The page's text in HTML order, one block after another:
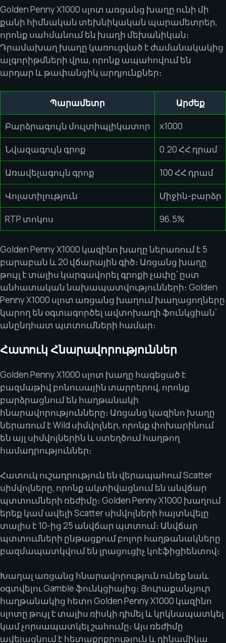
Golden Penny X1000 սլոտ առցանց խաղը ունի մի
քանի հիմնական տեխնիկական պարամետրեր,
որոնք սահմանում են խաղի մեխանիկան։
Դրամախաղ խաղը կառուցված է ժամանակակից
ալգորիթմների վրա, որոնք ապահովում են
արդար և թափանցիկ արդյունքներ։
Պարամետր
Արժեք
Բարձրագույն մուլտիպլիկատոր
x1000
Նվազագույն գրոք
0.20 ՀՀ դրամ
Առավելագույն գրոք
100 ՀՀ դրամ
Վոլատիլություն
Միջին-բարձր
RTP տոկոս
96.5%
Golden Penny X1000 կազինո խաղը ներառում է 5
բարաբան և 20 վճարային գիծ։ Առցանց խաղը
թույլ է տալիս կարգավորել գրոքի չափը՝ ըստ
անհատական նախապատվությունների։ Golden
Penny X1000 սլոտ առցանց խաղում խաղացողները
կարող են օգտագործել ավտոխաղի ֆունկցիան՝
անընդհատ պտտումների համար։
Հատուկ Հնարավորություններ
Golden Penny X1000 սլոտ խաղը հագեցած է
բազմաթիվ բոնուսային տարրերով, որոնք
բարձրացնում են հաղթանակի
հնարավորությունները։ Առցանց կազինո խաղը
ներառում է Wild սիմվոլներ, որոնք փոխարինում
են այլ սիմվոլներին և ստեղծում հաղթող
համադրություններ։
Հատուկ ուշադրություն են վերապահում Scatter
սիմվոլները, որոնք ակտիվացնում են անվճար
պտտումների ռեժիմը։ Golden Penny X1000 խաղում
երեք կամ ավելի Scatter սիմվոլների հայտնվելը
տալիս է 10-ից 25 անվճար պտտում։ Անվճար
պտտումների ընթացքում բոլոր հաղթանակները
բազմապատկվում են լրացուցիչ կոէֆիցիենտով։
Խաղալ առցանց հնարավորություն ունեք նաև
օգտվելու Gamble ֆունկցիայից։ Յուրաքանչյուր
հաղթանակից հետո Golden Penny X1000 կազինո
սլոտը թույլ է տալիս ռիսկի դիմել և կրկնապատկել
կամ չորսապատկել շահումը։ Այս ռեժիմը
ավելացնում է հետաքրքրություն և դինամիկա